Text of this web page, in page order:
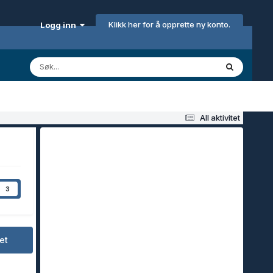
Logg inn Klikk her for å opprette ny konto.
All aktivitet
3